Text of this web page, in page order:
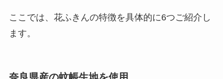
ここでは、花ふきんの特徴を具体的に6つご紹介し
ます。